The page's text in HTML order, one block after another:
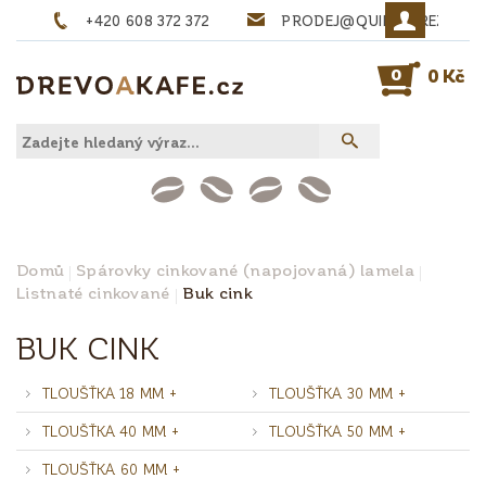
+420 608 372 372 PRODEJ@QUINTA-
0 0 Kč
Domů
Spárovky cinkované (napojovaná) lamela
Listnaté cinkované
Buk cink
BUK CINK
TLOUŠŤKA 18 MM + TLOUŠŤKA 30 MM +
TLOUŠŤKA 40 MM + TLOUŠŤKA 50 MM +
TLOUŠŤKA 60 MM +